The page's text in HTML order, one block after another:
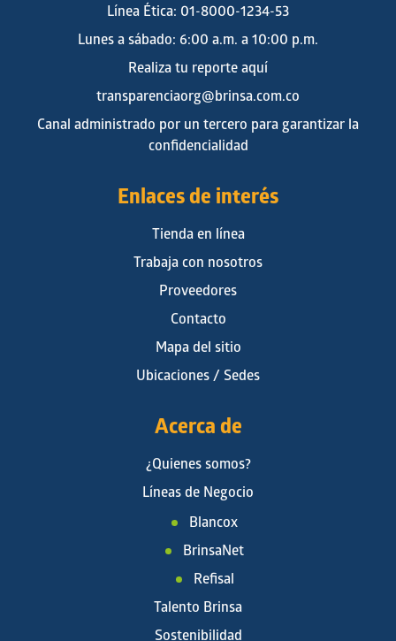
Línea Ética: 01-8000-1234-53
Lunes a sábado: 6:00 a.m. a 10:00 p.m.
Realiza tu reporte aquí
transparenciaorg@brinsa.com.co
Canal administrado por un tercero para garantizar la
confidencialidad
Enlaces de interés
Tienda en línea
Trabaja con nosotros
Proveedores
Contacto
Mapa del sitio
Ubicaciones / Sedes
Acerca de
¿Quienes somos?
Líneas de Negocio
Blancox
BrinsaNet
Refisal
Talento Brinsa
Sostenibilidad